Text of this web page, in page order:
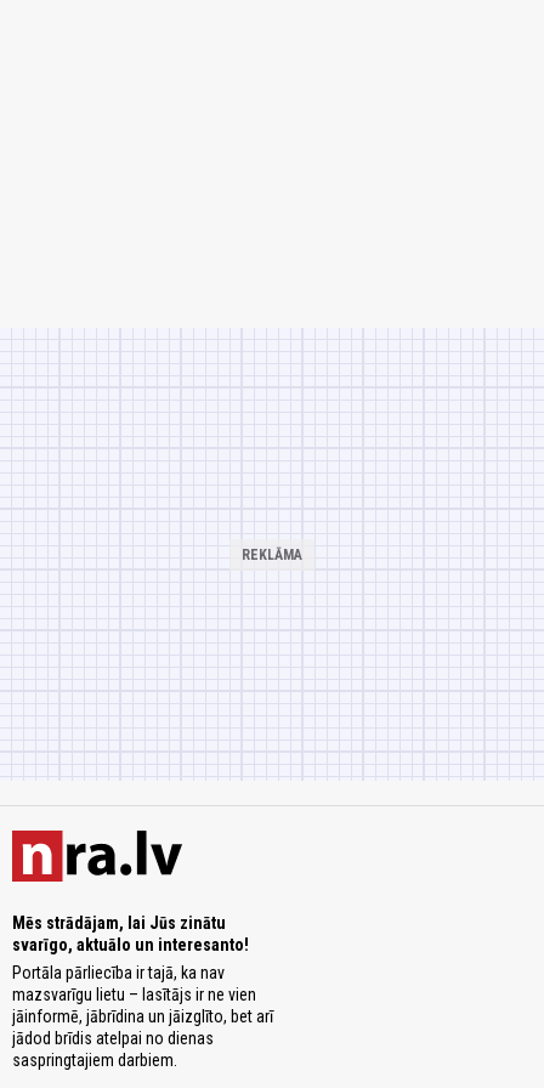
Mēs strādājam, lai Jūs zinātu
svarīgo, aktuālo un interesanto!
Portāla pārliecība ir tajā, ka nav
mazsvarīgu lietu – lasītājs ir ne vien
jāinformē, jābrīdina un jāizglīto, bet arī
jādod brīdis atelpai no dienas
saspringtajiem darbiem.